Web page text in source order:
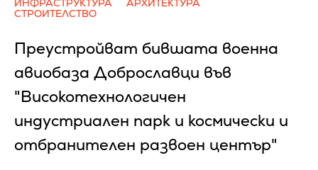
ИНФРАСТРУКТУРА
АРХИТЕКТУРА
СТРОИТЕЛСТВО
Преустройват бившата военна
авиобаза Доброславци във
"Високотехнологичен
индустриален парк и космически и
отбранителен развоен център"